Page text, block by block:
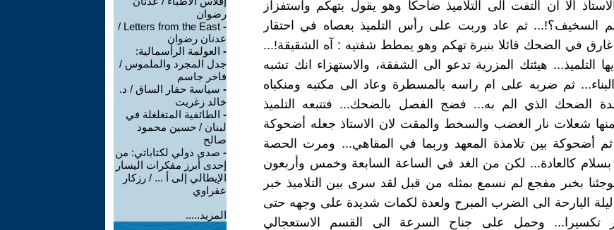
الا ان التفت الى التلاميذ ضاحكا وهو يقول بتهكم واستفزاز
السخيف؟!... ثم عاد وربت على رأس التلميذ بعصاه في احتقار
غارق في الضحك قائلا بنبرة تهكم وهو يمطط شفتيه : آه الشقيقة!...
التلميذ... هيئتك المزرية تدعو الى الشفقة، والاستهزاء انك تشبه
ثم ضربه على ام راسه بالمسطرة وعاد الى مكتبه ومنكباه
الضحك الذي الم به... فضج الفصل بالضحك... فتتبعه التلميذ
شعلات نار الغضب والسخط والمقت لان الاستاذ جعله أضحوكة
أضحوكة بين تلامذة المعهد وربما في المقاهي... ومرت الحصة
بسلام كالعادة... لكن من الغد في الساعة السابعة وخمس وأربعون
بخبر مفجع لم نسمع بمثله من قبل لقد سرى بين التلاميذ خبر
البارحة الى الضرب المبرح ولعدة لكمات شديدة على وجهه حتى
وحمل على جناح السرعة الى القسم الاستعجالي
رضوان
-
Letters from the East /
عدنان رضوان
- العولمة الرأسمالية:
جدل المجرد والملموس /
فاخر جاسم
- سياسة حفار الساق / د.
خالد زغريت
- الطائفية المتغلغلة في
لبنان / حسين محمود
صالح
- صدى دولي لكتاباتي: من
إحدى أبرز مفكرات اليسار
الإيطالي إلى أ ... / رزكار
عقراوي
المزيد.....